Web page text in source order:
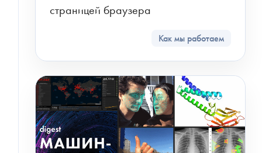
страницей браузера
Как мы работаем